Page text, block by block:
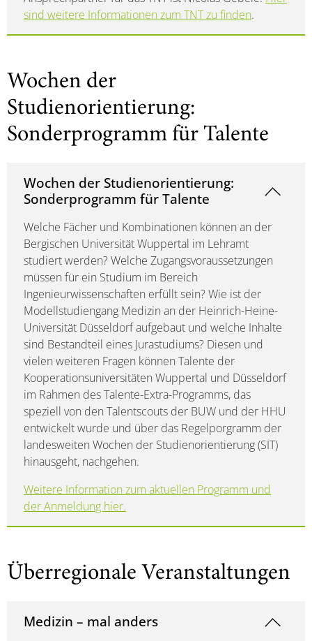
sind weitere Informationen zum TNT zu finden.
Wochen der
Studienorientierung:
Sonderprogramm für Talente
Wochen der Studienorientierung:
Sonderprogramm für Talente
Welche Fächer und Kombinationen können an der
Bergischen Universität Wuppertal im Lehramt
studiert werden? Welche Zugangsvoraussetzungen
müssen für ein Studium im Bereich
Ingenieurwissenschaften erfüllt sein? Wie ist der
Modellstudiengang Medizin an der Heinrich-Heine-
Universität Düsseldorf aufgebaut und welche Inhalte
sind Bestandteil eines Jurastudiums? Diesen und
vielen weiteren Fragen können Talente der
Kooperationsuniversitäten Wuppertal und Düsseldorf
im Rahmen des Talente-Extra-Programms, das
speziell von den Talentscouts der BUW und der HHU
entwickelt wurde und über das Regelporgramm der
landesweiten Wochen der Studienorientierung (SIT)
hinausgeht, nachgehen.
Weitere Information zum aktuellen Programm und
der Anmeldung hier.
Überregionale Veranstaltungen
Medizin – mal anders